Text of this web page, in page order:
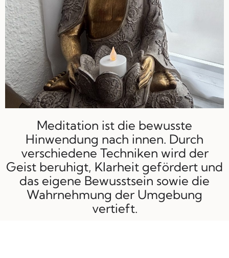
Meditation ist die bewusste
Hinwendung nach innen. Durch
verschiedene Techniken wird der
Geist beruhigt, Klarheit gefördert und
das eigene Bewusstsein sowie die
Wahrnehmung der Umgebung
vertieft.